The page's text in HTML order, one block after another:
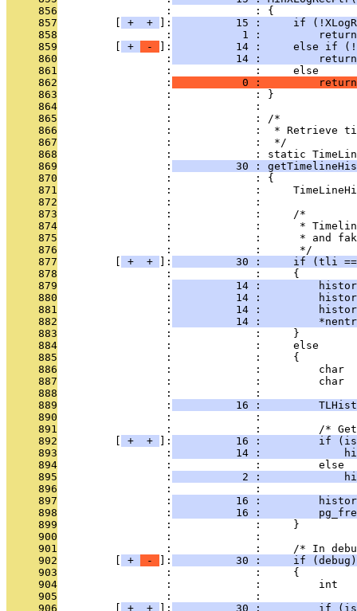
     856
                 :             : {
     857
+ + ]:
15 :     if
     858
                 :
1 :
     859
+ - ]:
14 :     else if
     860
                 :
14 :
     861
                 :             :     else
     862
                 :
0 :
     863
                 :             : }
     864
                 :             :
     865
                 :             : /*
     866
:             :  * Retrieve
     867
                 :             :  */
     868
:             : static
     869
                 :
30 :
     870
                 :             : {
     871
:             :
     872
                 :             :
     873
                 :             :     /*
     874
:             :      *
     875
:             :      * and
     876
                 :             :      */
     877
+ + ]:
30 :     if (tli
     878
                 :             :     {
     879
                 :
14 :
     880
                 :
14 :
     881
                 :
14 :
     882
                 :
14 :
     883
                 :             :     }
     884
                 :             :     else
     885
                 :             :     {
     886
:             :         char
     887
:             :         char
     888
                 :             :
     889
                 :
16 :
     890
                 :             :
     891
:             :         /*
     892
+ + ]:
16 :         if
     893
                 :
14 :
     894
                 :             :         else
     895
                 :
2 :
     896
                 :             :
     897
                 :
16 :
     898
                 :
16 :
     899
                 :             :     }
     900
                 :             :
     901
:             :     /* In
     902
+ - ]:
          30 :     if (debug)
     903
                 :             :     {
     904
:             :         int
     905
                 :             :
     906
+ + ]:
30 :         if